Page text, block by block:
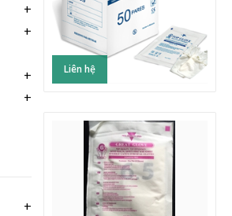
+
+
+
+
+
Liên hệ